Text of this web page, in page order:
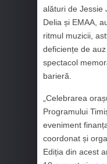
alături de Jessie
Delia și EMAA,
ritmul muzicii,
deficiențe de
spectacol
barieră.
„Celebrarea
Programului
eveniment
coordonat și
Ediția din acest